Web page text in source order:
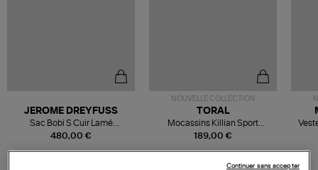
480,00 €
JEROME DREYFUSS
Sac Bobi S Cuir Lamé
Champagne
NOUVELLE COLLECTION
189,00 €
TORAL
Mocassins Killian Sport
Mousse
Continuer sans accepter